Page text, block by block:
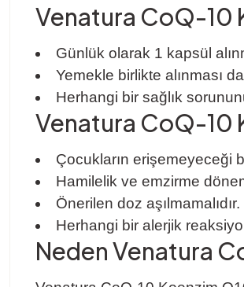
Venatura CoQ-10
Günlük olarak 1 kapsül
Yemekle birlikte alınması
Herhangi bir sağlık
Venatura CoQ-10
Çocukların erişemeyeceği
Hamilelik ve emzirme
Önerilen doz aşılmamalıdır.
Herhangi bir alerjik
Neden Venatura